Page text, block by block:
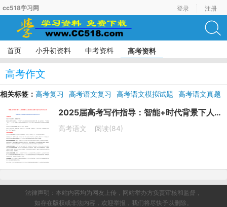
cc518学习网 登录 注册
首页 小升初资料 中考资料 高考资料
高考作文
相关标签： 高考复习 高考语文复习 高考语文模拟试题
高考语文真题
2025届高考写作指导：智能+时代背景下人工智能与人类的关系作文导写与范文点评
高考语文 阅读(84)
法律声明：本站内容均为网友上传，网站举办方负责审核和监督，
如存在版权或非法内容，欢迎举报，我们将尽快予以删除。